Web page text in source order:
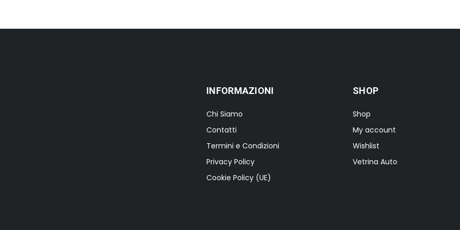
INFORMAZIONI
Chi Siamo
Contatti
Termini e Condizioni
Privacy Policy
Cookie Policy (UE)
SHOP
Shop
My account
Wishlist
Vetrina Auto